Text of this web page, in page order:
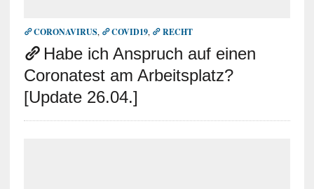
CORONAVIRUS, COVID19, RECHT
Habe ich Anspruch auf einen
Coronatest am Arbeitsplatz?
[Update 26.04.]